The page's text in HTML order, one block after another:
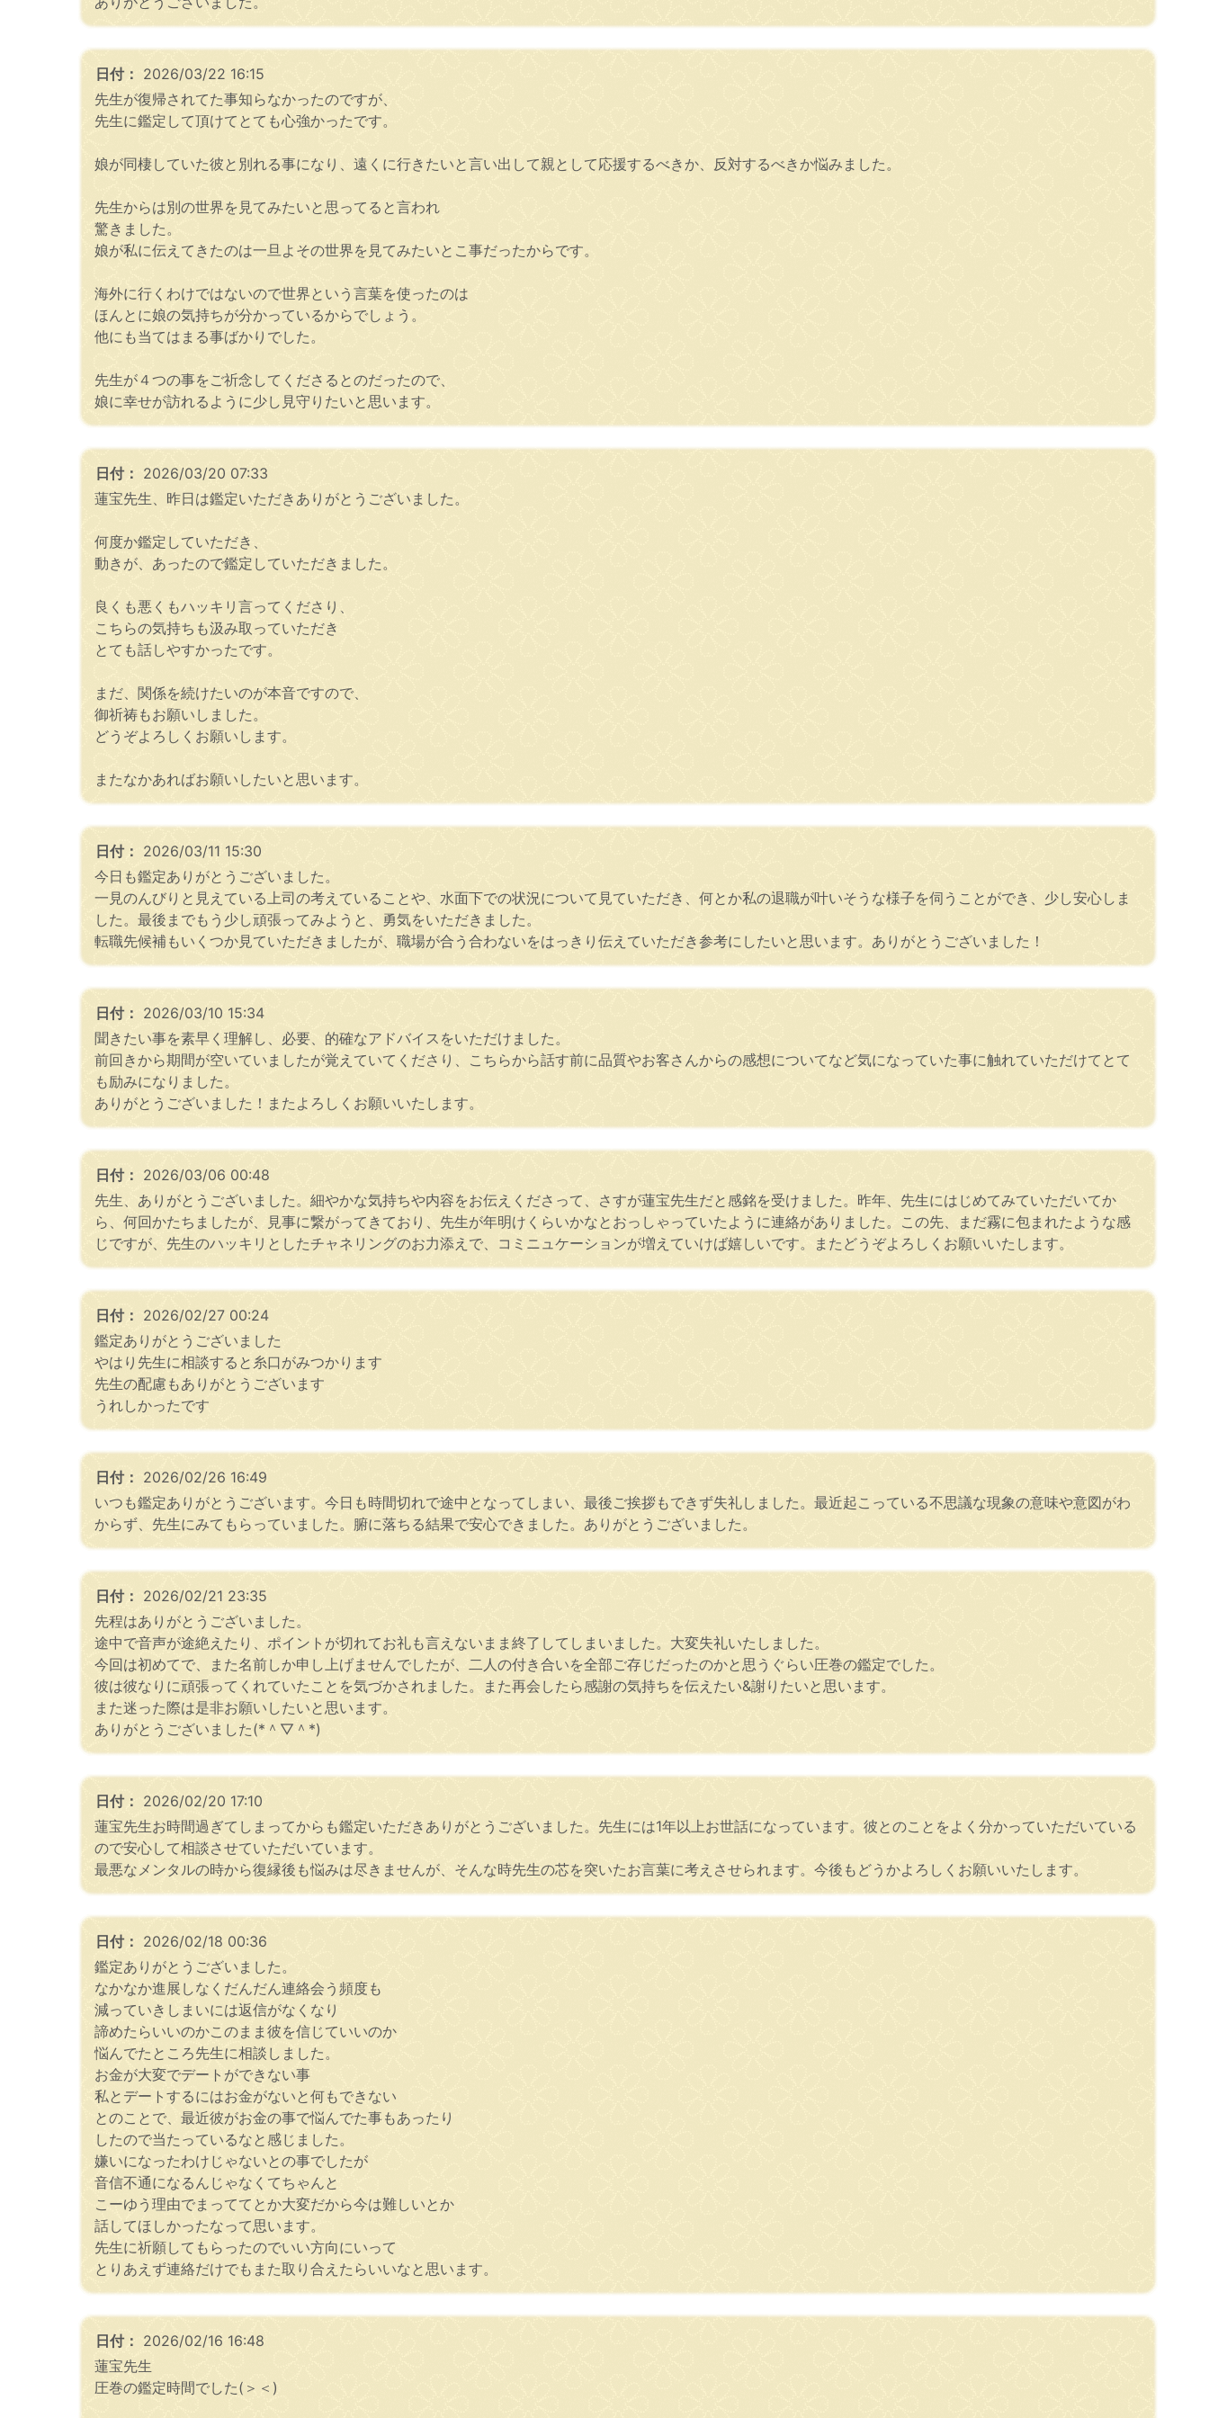
日付： 2026/03/22 16:15
先生が復帰されてた事知らなかったのですが、
先生に鑑定して頂けてとても心強かったです。
娘が同棲していた彼と別れる事になり、遠くに行きたいと言い出して親として応援するべきか、反対するべきか悩みました。
先生からは別の世界を見てみたいと思ってると言われ
驚きました。
娘が私に伝えてきたのは一旦よその世界を見てみたいとこ事だったからです。
海外に行くわけではないので世界という言葉を使ったのは
ほんとに娘の気持ちが分かっているからでしょう。
他にも当てはまる事ばかりでした。
先生が４つの事をご祈念してくださるとのだったので、
娘に幸せが訪れるように少し見守りたいと思います。
日付： 2026/03/20 07:33
蓮宝先生、昨日は鑑定いただきありがとうございました。
何度か鑑定していただき、
動きが、あったので鑑定していただきました。
良くも悪くもハッキリ言ってくださり、
こちらの気持ちも汲み取っていただき
とても話しやすかったです。
まだ、関係を続けたいのが本音ですので、
御祈祷もお願いしました。
どうぞよろしくお願いします。
またなかあればお願いしたいと思います。
日付： 2026/03/11 15:30
今日も鑑定ありがとうございました。
一見のんびりと見えている上司の考えていることや、水面下での状況について見ていただき、何とか私の退職が叶いそうな様子を伺うことができ、少し安心しま
した。最後までもう少し頑張ってみようと、勇気をいただきました。
転職先候補もいくつか見ていただきましたが、職場が合う合わないをはっきり伝えていただき参考にしたいと思います。ありがとうございました！
日付： 2026/03/10 15:34
聞きたい事を素早く理解し、必要、的確なアドバイスをいただけました。
前回きから期間が空いていましたが覚えていてくださり、こちらから話す前に品質やお客さんからの感想についてなど気になっていた事に触れていただけてとて
も励みになりました。
ありがとうございました！またよろしくお願いいたします。
日付： 2026/03/06 00:48
先生、ありがとうございました。細やかな気持ちや内容をお伝えくださって、さすが蓮宝先生だと感銘を受けました。昨年、先生にはじめてみていただいてか
ら、何回かたちましたが、見事に繋がってきており、先生が年明けくらいかなとおっしゃっていたように連絡がありました。この先、まだ霧に包まれたような感
じですが、先生のハッキリとしたチャネリングのお力添えで、コミニュケーションが増えていけば嬉しいです。またどうぞよろしくお願いいたします。
日付： 2026/02/27 00:24
鑑定ありがとうございました
やはり先生に相談すると糸口がみつかります
先生の配慮もありがとうございます
うれしかったです
日付： 2026/02/26 16:49
いつも鑑定ありがとうございます。今日も時間切れで途中となってしまい、最後ご挨拶もできず失礼しました。最近起こっている不思議な現象の意味や意図がわ
からず、先生にみてもらっていました。腑に落ちる結果で安心できました。ありがとうございました。
日付： 2026/02/21 23:35
先程はありがとうございました。
途中で音声が途絶えたり、ポイントが切れてお礼も言えないまま終了してしまいました。大変失礼いたしました。
今回は初めてで、また名前しか申し上げませんでしたが、二人の付き合いを全部ご存じだったのかと思うぐらい圧巻の鑑定でした。
彼は彼なりに頑張ってくれていたことを気づかされました。また再会したら感謝の気持ちを伝えたい&謝りたいと思います。
また迷った際は是非お願いしたいと思います。
ありがとうございました(*＾▽＾*)
日付： 2026/02/20 17:10
蓮宝先生お時間過ぎてしまってからも鑑定いただきありがとうございました。先生には1年以上お世話になっています。彼とのことをよく分かっていただいている
ので安心して相談させていただいています。
最悪なメンタルの時から復縁後も悩みは尽きませんが、そんな時先生の芯を突いたお言葉に考えさせられます。今後もどうかよろしくお願いいたします。
日付： 2026/02/18 00:36
鑑定ありがとうございました。
なかなか進展しなくだんだん連絡会う頻度も
減っていきしまいには返信がなくなり
諦めたらいいのかこのまま彼を信じていいのか
悩んでたところ先生に相談しました。
お金が大変でデートができない事
私とデートするにはお金がないと何もできない
とのことで、最近彼がお金の事で悩んでた事もあったり
したので当たっているなと感じました。
嫌いになったわけじゃないとの事でしたが
音信不通になるんじゃなくてちゃんと
こーゆう理由でまっててとか大変だから今は難しいとか
話してほしかったなって思います。
先生に祈願してもらったのでいい方向にいって
とりあえず連絡だけでもまた取り合えたらいいなと思います。
日付： 2026/02/16 16:48
蓮宝先生
圧巻の鑑定時間でした(＞＜)